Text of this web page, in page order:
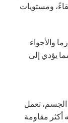
ومستويات
والأجواء
يؤدي إلى
الجسم، تعمل
أكثر مقاومة